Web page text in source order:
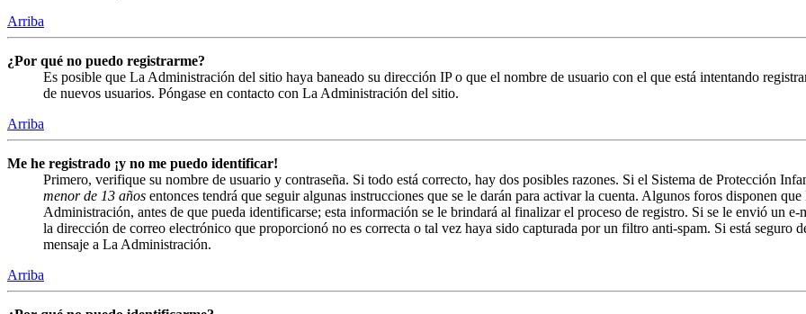
Arriba
¿Por qué no puedo registrarme?
Es posible que La Administración del sitio haya baneado su dirección IP o que el nombre de usuario con el que está intentando
de nuevos usuarios. Póngase en contacto con La Administración del sitio.
Arriba
Me he registrado ¡y no me puedo identificar!
Primero, verifique su nombre de usuario y contraseña. Si todo está correcto, hay dos posibles razones. Si el Sistema de Protección
menor de 13 años entonces tendrá que seguir algunas instrucciones que se le darán para activar la cuenta. Algunos foros disponen
Administración, antes de que pueda identificarse; esta información se le brindará al finalizar el proceso de registro. Si se le envió un
la dirección de correo electrónico que proporcionó no es correcta o tal vez haya sido capturada por un filtro anti-spam. Si está seguro
mensaje a La Administración.
Arriba